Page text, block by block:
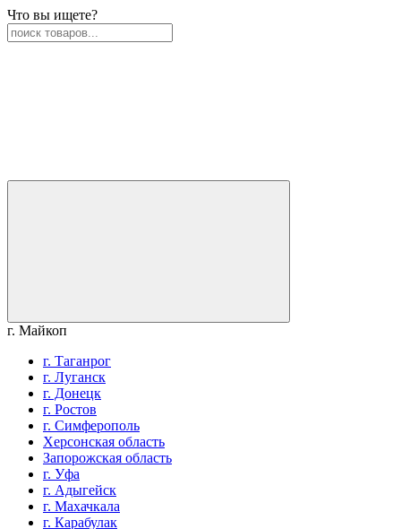
Что вы ищете?
г. Майкоп
г. Таганрог
г. Луганск
г. Донецк
г. Ростов
г. Симферополь
Херсонская область
Запорожская область
г. Уфа
г. Адыгейск
г. Махачкала
г. Карабулак